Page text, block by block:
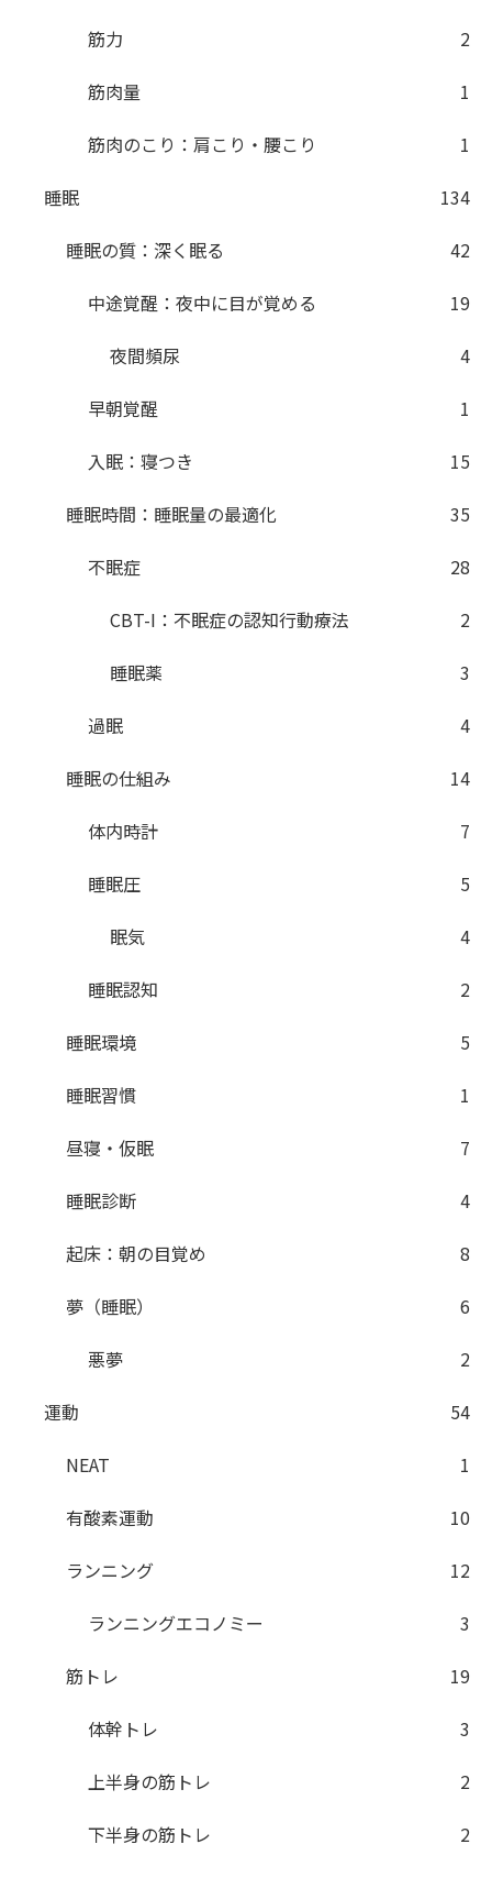
筋力
2
筋肉量
1
筋肉のこり：肩こり・腰こり
1
睡眠
134
睡眠の質：深く眠る
42
中途覚醒：夜中に目が覚める
19
夜間頻尿
4
早朝覚醒
1
入眠：寝つき
15
睡眠時間：睡眠量の最適化
35
不眠症
28
CBT-I：不眠症の認知行動療法
2
睡眠薬
3
過眠
4
睡眠の仕組み
14
体内時計
7
睡眠圧
5
眠気
4
睡眠認知
2
睡眠環境
5
睡眠習慣
1
昼寝・仮眠
7
睡眠診断
4
起床：朝の目覚め
8
夢（睡眠）
6
悪夢
2
運動
54
NEAT
1
有酸素運動
10
ランニング
12
ランニングエコノミー
3
筋トレ
19
体幹トレ
3
上半身の筋トレ
2
下半身の筋トレ
2